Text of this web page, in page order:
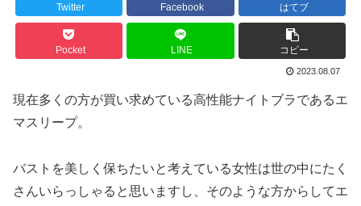
Twitter Facebook はてブ
Pocket LINE コピー
2023.08.07
現在多くの方が買い求めている高性能ナイトブラであるエ
マスリープ。
バストを美しく保ちたいと考えている女性は世の中にたく
さんいらっしゃると思いますし、そのような方からしてエ